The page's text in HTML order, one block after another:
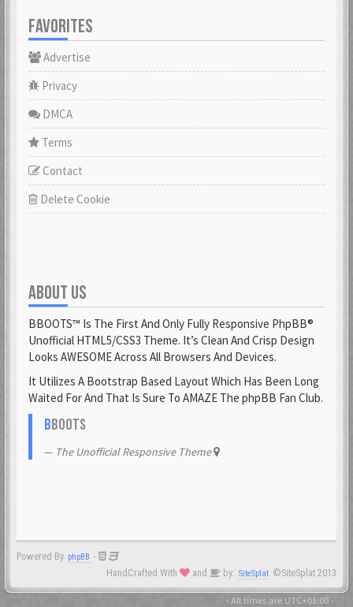
FAVORITES
Advertise
Privacy
DMCA
Terms
Contact
Delete Cookie
ABOUT US
BBOOTS™ Is The First And Only Fully Responsive PhpBB®
Unofficial HTML5/CSS3 Theme. It’s Clean And Crisp Design
Looks AWESOME Across All Browsers And Devices.
It Utilizes A Bootstrap Based Layout Which Has Been Long
Waited For And That Is Sure To AMAZE The phpBB Fan Club.
BBOOTS
The Unofficial Responsive Theme
Powered By phpBB -
HandCrafted With
and by: SiteSplat ©SiteSplat 2013
- All times are UTC+01:00 -